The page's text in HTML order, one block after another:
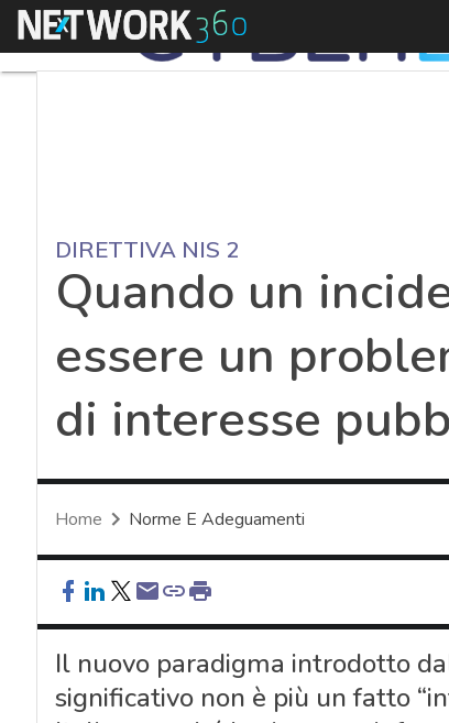
Menu
DIRETTIVA NIS 2
Quando un
essere un
di interesse
Home Norme E Adeguamenti
Il nuovo paradigma introdotto
significativo non è più un fatto